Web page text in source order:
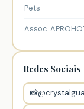
Pets
Assoc.
Redes Sociais
📸